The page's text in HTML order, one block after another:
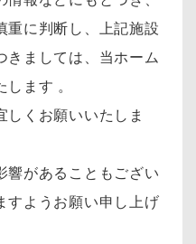
重に判断し、上記施設
きましては、当ホーム
ます 。
しくお願いいたしま
響があることもござい
すようお願い申し上げ